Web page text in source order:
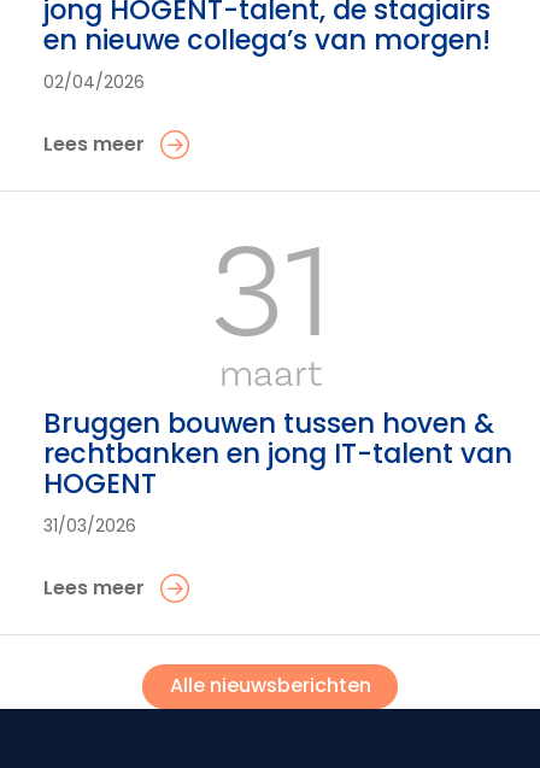
jong HOGENT-talent, de stagiairs
en nieuwe collega’s van morgen!
02/04/2026
Lees meer
31
maart
Bruggen bouwen tussen hoven &
rechtbanken en jong IT-talent van
HOGENT
31/03/2026
Lees meer
Alle nieuwsberichten